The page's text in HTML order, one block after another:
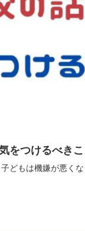
をつけるべきこ
どもは機嫌が悪く